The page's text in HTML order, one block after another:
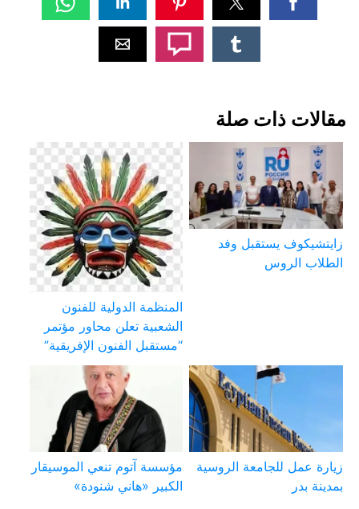
مقالات ذات صلة
زايتشيكوف يستقبل وفد
الطلاب الروس
المنظمة الدولية للفنون
الشعبية تعلن محاور مؤتمر
“مستقبل الفنون الإفريقية”
زيارة عمل للجامعة الروسية
بمدينة بدر
مؤسسة آتوم تنعي الموسيقار
الكبير «هاني شنودة»